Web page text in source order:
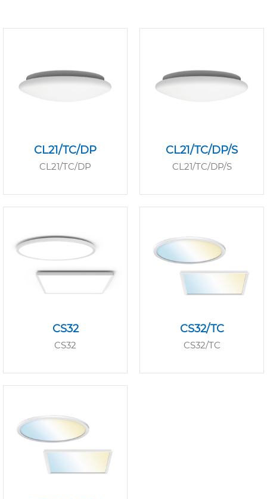
CL21/TC/DP
CL21/TC/DP
CL21/TC/DP/S
CL21/TC/DP/S
CS32
CS32
CS32/TC
CS32/TC